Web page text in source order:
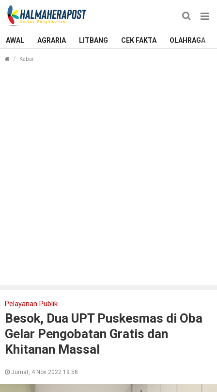
AWAL AGRARIA LITBANG CEK FAKTA OLAHRAGA
Kabar
Pelayanan Publik
Besok, Dua UPT Puskesmas di Oba
Gelar Pengobatan Gratis dan
Khitanan Massal
Jumat, 4 Nov 2022 19:58